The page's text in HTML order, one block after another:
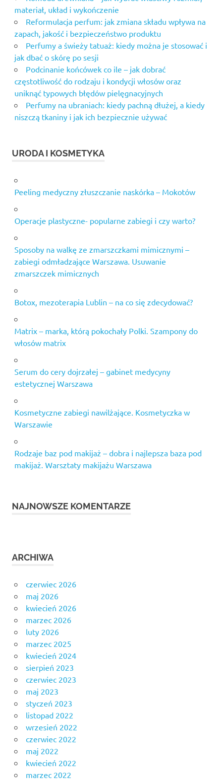
materiał, układ i wykończenie
Reformulacja perfum: jak zmiana składu wpływa na
zapach, jakość i bezpieczeństwo produktu
Perfumy a świeży tatuaż: kiedy można je stosować i
jak dbać o skórę po sesji
Podcinanie końcówek co ile – jak dobrać
częstotliwość do rodzaju i kondycji włosów oraz
uniknąć typowych błędów pielęgnacyjnych
Perfumy na ubraniach: kiedy pachną dłużej, a kiedy
niszczą tkaniny i jak ich bezpiecznie używać
URODA I KOSMETYKA
Peeling medyczny złuszczanie naskórka – Mokotów
Operacje plastyczne- popularne zabiegi i czy warto?
Sposoby na walkę ze zmarszczkami mimicznymi –
zabiegi odmładzające Warszawa. Usuwanie
zmarszczek mimicznych
Botox, mezoterapia Lublin – na co się zdecydować?
Matrix – marka, którą pokochały Polki. Szampony do
włosów matrix
Serum do cery dojrzałej – gabinet medycyny
estetycznej Warszawa
Kosmetyczne zabiegi nawilżające. Kosmetyczka w
Warszawie
Rodzaje baz pod makijaż – dobra i najlepsza baza pod
makijaż. Warsztaty makijażu Warszawa
NAJNOWSZE KOMENTARZE
ARCHIWA
czerwiec 2026
maj 2026
kwiecień 2026
marzec 2026
luty 2026
marzec 2025
kwiecień 2024
sierpień 2023
czerwiec 2023
maj 2023
styczeń 2023
listopad 2022
wrzesień 2022
czerwiec 2022
maj 2022
kwiecień 2022
marzec 2022